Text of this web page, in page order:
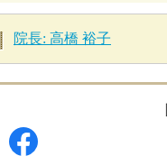
院長: 高橋 裕子